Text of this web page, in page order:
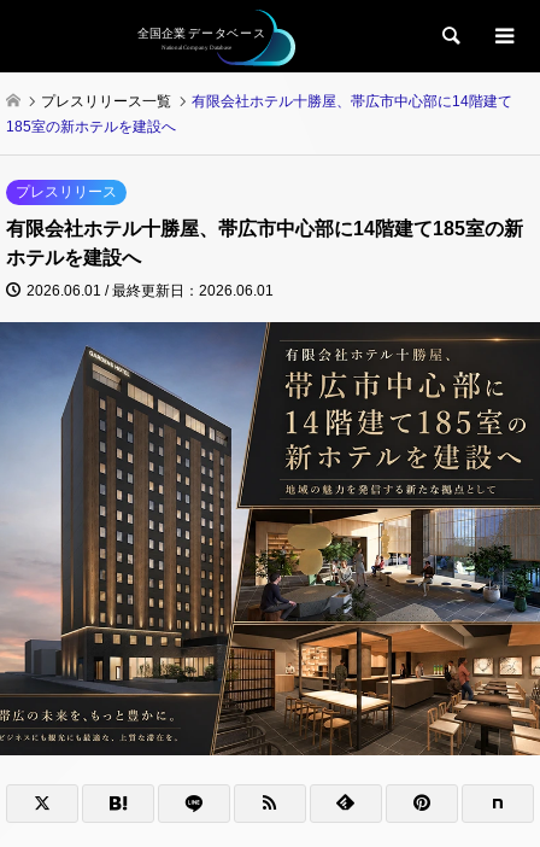
検索
プレスリリース一覧
有限会社ホテル十勝屋、帯広市中心部に14階建て
185室の新ホテルを建設へ
プレスリリース
有限会社ホテル十勝屋、帯広市中心部に14階建て185室の新
ホテルを建設へ
2026.06.01 / 最終更新日：2026.06.01